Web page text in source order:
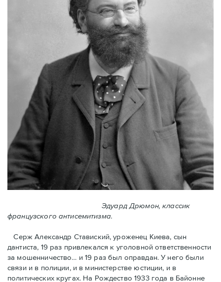
Эдуард Дрюмон, классик
французского антисемитизма.
Серж Александр Ставиский, уроженец Киева, сын
дантиста, 19 раз привлекался к уголовной ответственности
за мошенничество… и 19 раз был оправдан. У него были
связи и в полиции, и в министерстве юстиции, и в
политических кругах. На Рождество 1933 года в Байoнне